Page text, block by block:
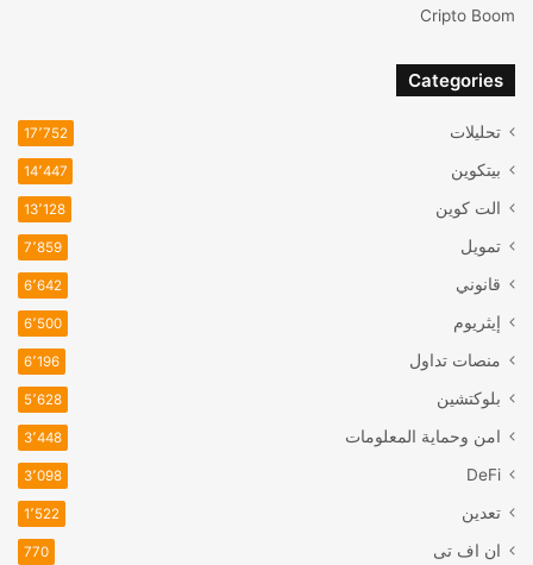
Cripto Boom
Categories
تحليلات 17٬752
بيتكوين 14٬447
الت كوين 13٬128
تمويل 7٬859
قانوني 6٬642
إيثريوم 6٬500
منصات تداول 6٬196
بلوكتشين 5٬628
امن وحماية المعلومات 3٬448
DeFi 3٬098
تعدين 1٬522
ان اف تی 770